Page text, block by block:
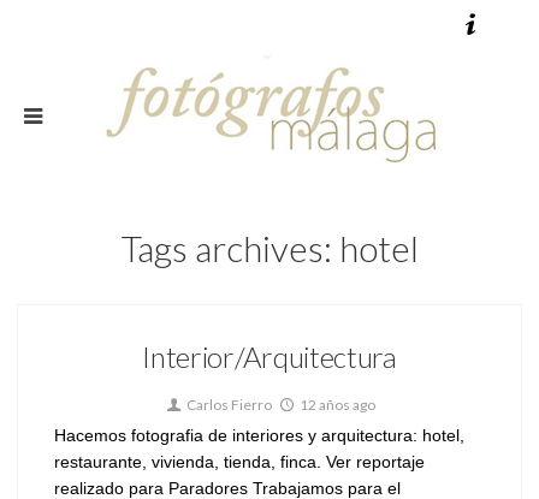
Tags archives: hotel
Interior/Arquitectura
Carlos Fierro 12 años ago
Hacemos fotografia de interiores y arquitectura: hotel,
restaurante, vivienda, tienda, finca. Ver reportaje
realizado para Paradores Trabajamos para el